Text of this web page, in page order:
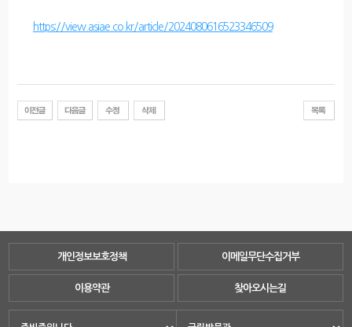
https://view.asiae.co.kr/article/2024080616523346509
개인정보보호정책 이메일무단수집거부
이용약관 찾아오시는길